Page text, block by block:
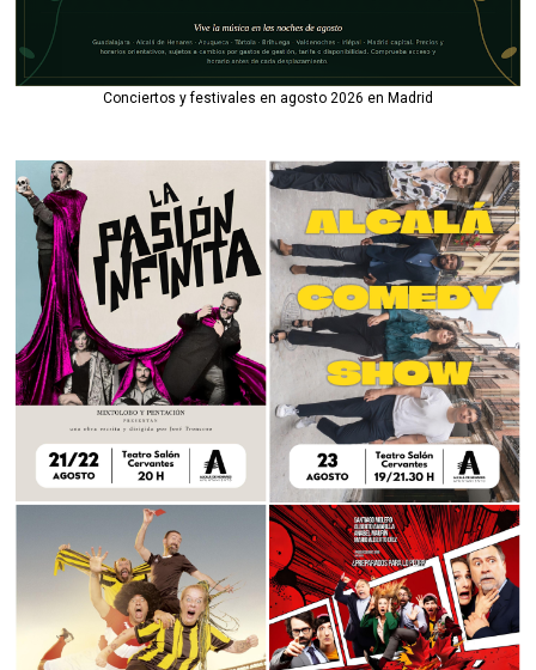
Conciertos y festivales en agosto 2026 en Madrid